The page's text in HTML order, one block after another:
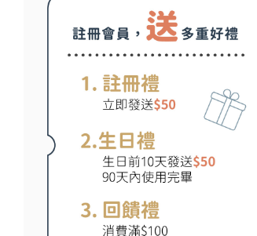
14-17cm
小童襪 | MIT台灣製 純棉止滑
汽車馬路款 4-7歲